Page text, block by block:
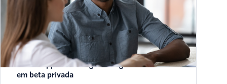
Anúncio do suporte da Twilio para a API
WhatsApp Marketing Messages Lite da Meta
em beta privada